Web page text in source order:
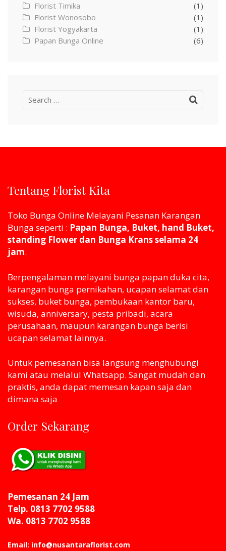
Florist Timika
(1)
Florist Wonosobo
(1)
Florist Yogyakarta
(1)
Papan Bunga Online
(6)
Search
Tentang Florist Kita
Toko Bunga Online Melayani Pesanan Karangan
Bunga seperti : Papan Bunga, Buket, hand Buket,
standing Flower dan Bunga Krans selama 24
jam.
Berpengalaman melayani bunga papan duka cita,
karangan bunga pernikahan, ucapan selamat dan
sukses, buket bunga, pembukaan kantor baru,
wisuda, anniversary, pesta pribadi, acara
perusahaan, maupun karangan bunga berisi
ucapan selamat lainnya.
Untuk pemesanan bisa langsung menghubungi
kami atau melaluI Whatsapp. Sangat mudah dan
praktis, anda dapat memesan kapan saja dan
dimana saja
Order Sekarang
Pemesanan 24 Jam
Telp. 0813 7702 9588
Wa. 0813 7702 9588
Email: info@nusantaraflorist.com